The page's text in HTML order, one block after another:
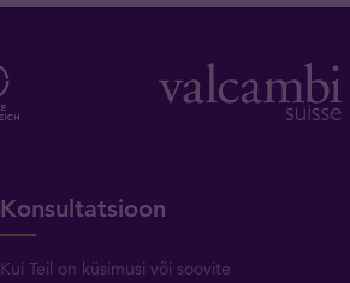
Konsultatsioon
Kui Teil on küsimusi või soovite